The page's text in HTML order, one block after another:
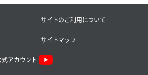
サイトのご利用について
サイトマップ
式アカウント